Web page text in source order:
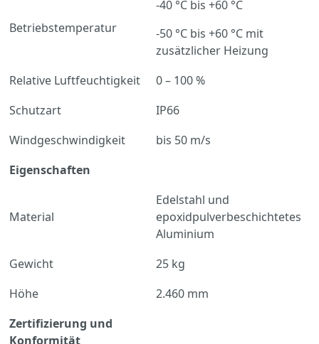
Betriebstemperatur
-40 °C bis +60 °C
-50 °C bis +60 °C mit
zusätzlicher Heizung
Relative Luftfeuchtigkeit
0 – 100 %
Schutzart
IP66
Windgeschwindigkeit
bis 50 m/s
Eigenschaften
Material
Edelstahl und
epoxidpulverbeschichtetes
Aluminium
Gewicht
25 kg
Höhe
2.460 mm
Zertifizierung und
Konformität